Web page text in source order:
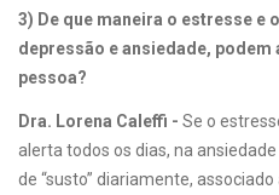
3) De que maneira o estresse
depressão e ansiedade, podem
pessoa?
Dra. Lorena Caleffi - Se o
alerta todos os dias, na
de “susto” diariamente,